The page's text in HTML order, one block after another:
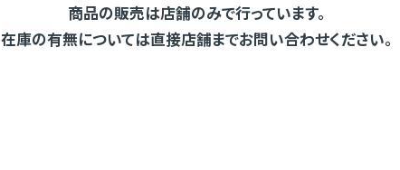
商品の販売は店舗のみで行っています。
在庫の有無については直接店舗までお問い合わせください。